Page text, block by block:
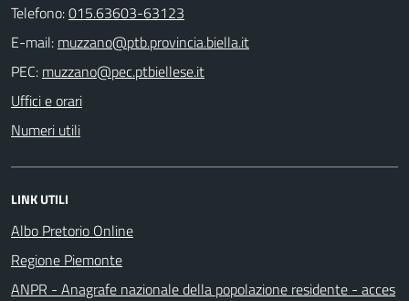
Telefono:015.63603-63123
E-mail:
PEC:
Uffici e orari
Numeri utili
LINK UTILI
Albo Pretorio Online
Regione Piemonte
ANPR - Anagrafe nazionale della popolazione residente - acces